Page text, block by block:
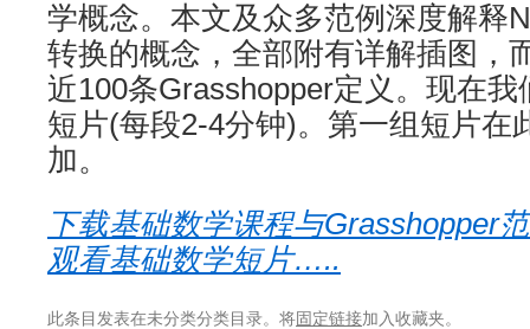
学概念。本文及众多范例深度解释
转换的概念，全部附有详解插图，
近100条Grasshopper定义。现在
短片(每段2-4分钟)。第一组短片在
加。
下载基础数学课程与Grasshopper
观看基础数学短片…..
此条目发表在未分类分类目录。将固定链接加入收藏夹。